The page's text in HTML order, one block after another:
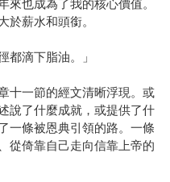
來也成為了我的核心價值。
於薪水和頭銜。
都滴下脂油。」
十一節的經文清晰浮現。或
說了什麼成就，或提供了什
一條被恩典引領的路。一條
從倚靠自己走向信靠上帝的